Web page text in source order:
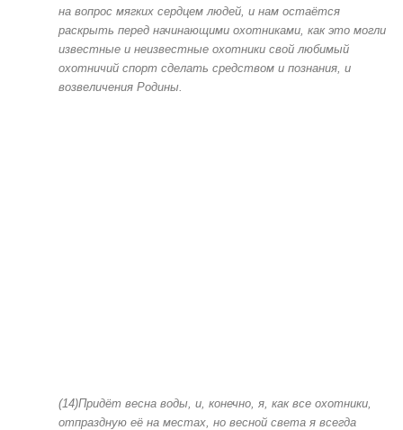
на вопрос мягких сердцем людей, и нам остаётся
раскрыть перед начинающими охотниками, как это могли
известные и неизвестные охотники свой любимый
охотничий спорт сделать средством и познания, и
возвеличения Родины.
(14)Придёт весна воды, и, конечно, я, как все охотники,
отпраздную её на местах, но весной света я всегда